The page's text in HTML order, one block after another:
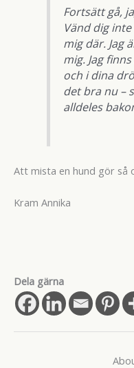
Fortsätt gå,
Vänd dig
mig där. Jag
mig. Jag
och i dina
det bra nu –
alldeles
Att mista en hund gör så
Kram Annika
Dela gärna